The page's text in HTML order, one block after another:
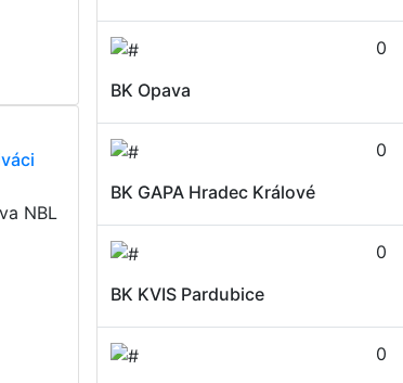
NBL
BK Opava
0
BK GAPA Hradec Králové
0
BK KVIS Pardubice
0
0